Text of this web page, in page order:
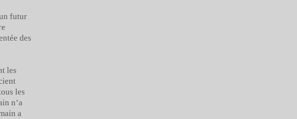
futur
des
les
les
n’a
a